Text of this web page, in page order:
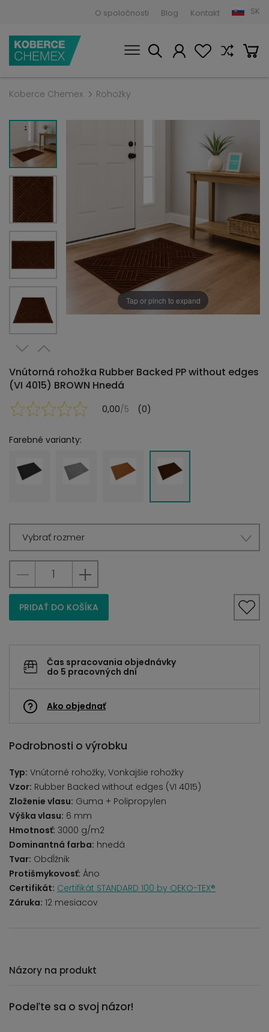
O spoločnosti Blog Kontakt SK
Koberce Chemex Rohožky
Tap or pinch to expand
Vnútorná rohožka Rubber Backed PP without edges
(VI 4015) BROWN Hnedá
0,00/5 (0)
Farebné varianty:
Vybrať rozmer
PRIDAŤ DO KOŠÍKA
Čas spracovania objednávky
do 5 pracovných dní
Ako objednať
Podrobnosti o výrobku
Typ: Vnútorné rohožky, Vonkajšie rohožky
Vzor: Rubber Backed without edges (VI 4015)
Zloženie vlasu: Guma + Polipropylen
Výška vlasu: 6 mm
Hmotnosť: 3000 g/m2
Dominantná farba: hnedá
Tvar: Obdĺžnik
Protišmykovosť: Áno
Certifikát: Certifikát STANDARD 100 by OEKO-TEX®
Záruka: 12 mesiacov
Názory na produkt
Podeľte sa o svoj názor!